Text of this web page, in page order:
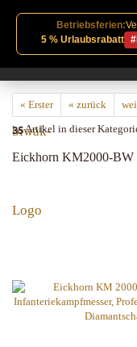
Betriebsferien:
5 % Urlaubsrabatt
« Erster « zurück
35Artikel in dieser
Eickhorn KM2000-BW